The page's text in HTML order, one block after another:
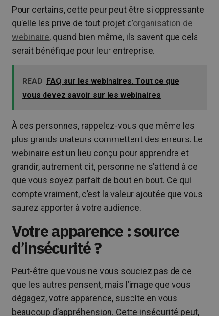
Pour certains, cette peur peut être si oppressante
qu’elle les prive de tout projet d’organisation de
webinaire, quand bien même, ils savent que cela
serait bénéfique pour leur entreprise.
READ FAQ sur les webinaires. Tout ce que
vous devez savoir sur les webinaires
À ces personnes, rappelez-vous que même les
plus grands orateurs commettent des erreurs. Le
webinaire est un lieu conçu pour apprendre et
grandir, autrement dit, personne ne s’attend à ce
que vous soyez parfait de bout en bout. Ce qui
compte vraiment, c’est la valeur ajoutée que vous
saurez apporter à votre audience.
Votre apparence : source
d’insécurité ?
Peut-être que vous ne vous souciez pas de ce
que les autres pensent, mais l’image que vous
dégagez, votre apparence, suscite en vous
beaucoup d’appréhension. Cette insécurité peut,